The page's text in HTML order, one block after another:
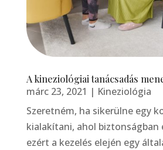
A kineziológiai tanácsadás
márc 23, 2021 | Kineziológia
Szeretném, ha sikerülne egy
kialakítani, ahol biztonságban
ezért a kezelés elején egy